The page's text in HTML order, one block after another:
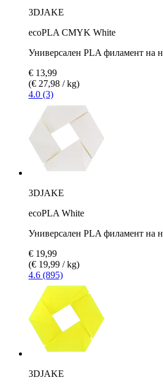
3DJAKE
ecoPLA CMYK White
Универсален PLA филамент на
€ 13,99
(€ 27,98 / kg)
4.0 (3)
3DJAKE
ecoPLA White
Универсален PLA филамент на
€ 19,99
(€ 19,99 / kg)
4.6 (895)
3DJAKE